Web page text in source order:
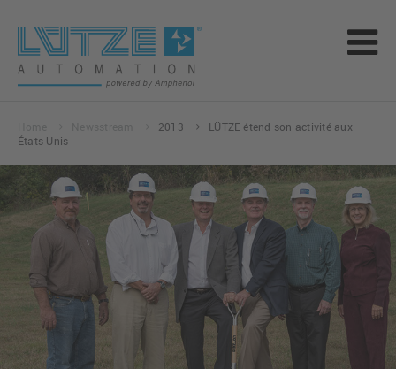
2013
LÜTZE étend son activité aux
États-Unis